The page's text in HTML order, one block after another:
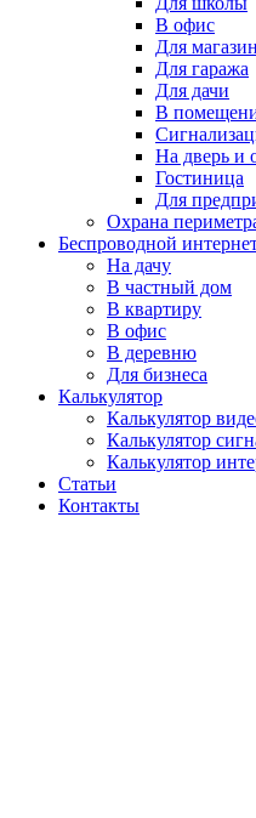
В офис
Для
Для гаража
Для дачи
В
На дверь и
Гостиница
Для
Охрана
Беспроводной
На дачу
В частный дом
В квартиру
В офис
В деревню
Для бизнеса
Калькулятор
Калькулятор
Калькулятор
Калькулятор
Статьи
Контакты